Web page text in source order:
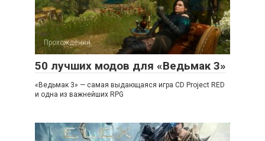
Прохождения
50 лучших модов для «Ведьмак 3»
«Ведьмак 3» — самая выдающаяся игра CD Project RED
и одна из важнейших RPG